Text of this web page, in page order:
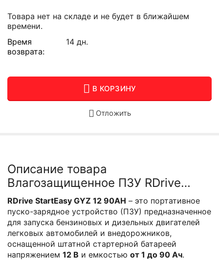
Товара нет на складе и не будет в ближайшем
времени.
Время
возврата:
14 дн.
В КОРЗИНУ
Отложить
Описание товара
Влагозащищенное ПЗУ RDrive
StartEasy GYZ 12 90AH
RDrive StartEasy GYZ 12 90AH – это портативное
пуско-зарядное устройство (ПЗУ) предназначенное
для запуска бензиновых и дизельных двигателей
легковых автомобилей и внедорожников,
оснащенной штатной стартерной батареей
напряжением 12 В и емкостью от 1 до 90 Ач.